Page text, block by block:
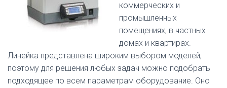
коммерческих и
промышленных
помещениях, в частных
домах и квартирах.
Линейка представлена широким выбором моделей,
поэтому для решения любых задач можно подобрать
подходящее по всем параметрам оборудование. Оно